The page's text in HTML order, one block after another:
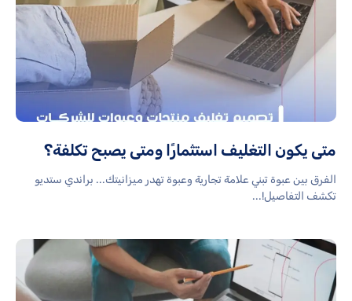
متى يكون التغليف استثمارًا ومتى يصبح تكلفة؟
الفرق بين عبوة تبني علامة تجارية وعبوة تهدر ميزانيتك... براندي ستديو
تكشف التفاصيل!...